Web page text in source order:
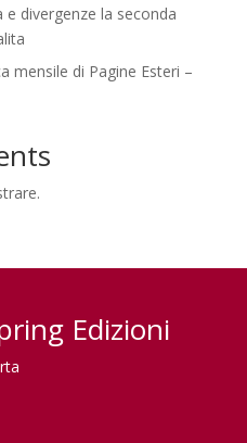
e divergenze la seconda
mensile di Pagine Esteri –
Edizioni